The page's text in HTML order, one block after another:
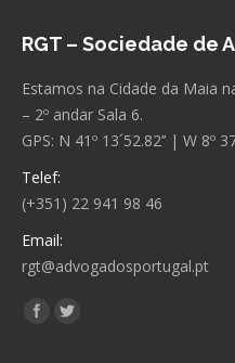
RGT – Sociedade de
Estamos na Cidade da Maia
– 2º andar Sala 6.
GPS: N 41º 13´52.82’’ | W 8º
Telef:
(+351) 22 941 98 46
Email:
rgt@advogadosportugal.pt
Encontre-nos em:
Facebook
Twitter